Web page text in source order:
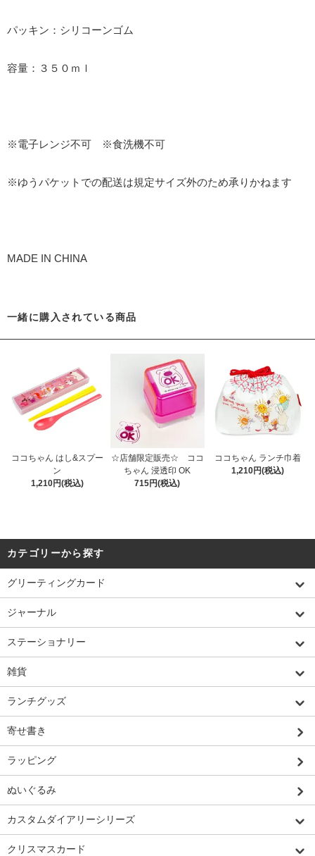
パッキン：シリコーンゴム
容量：３５０ｍｌ
※電子レンジ不可 ※食洗機不可
※ゆうパケットでの配送は規定サイズ外のため承りかねます
MADE IN CHINA
一緒に購入されている商品
ココちゃん はし&スプー
ン
1,210円(税込)
☆店舗限定販売☆ ココ
ちゃん 浸透印 OK
715円(税込)
ココちゃん ランチ巾着
1,210円(税込)
カテゴリーから探す
グリーティングカード
ジャーナル
ステーショナリー
雑貨
ランチグッズ
寄せ書き
ラッピング
ぬいぐるみ
カスタムダイアリーシリーズ
クリスマスカード